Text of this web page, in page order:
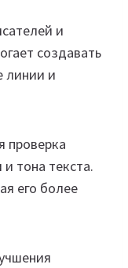
и
создавать
линии и
проверка
тона текста.
его более